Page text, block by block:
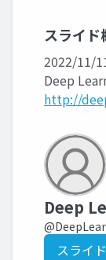
スライド
2022/11/
Deep
http://
Deep
スライ